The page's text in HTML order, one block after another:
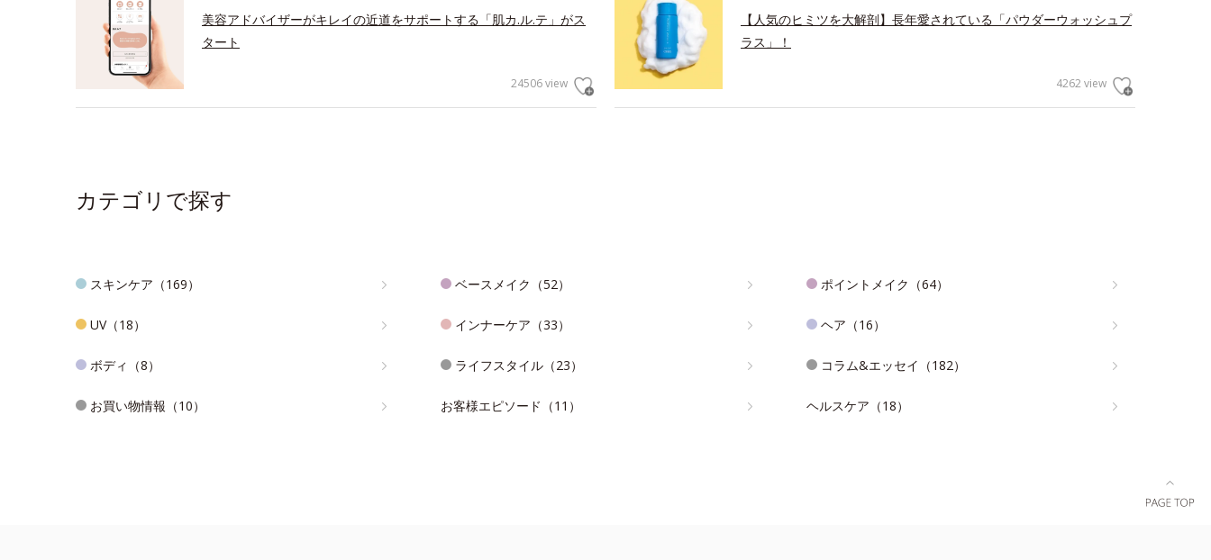
美容アドバイザーがキレイの近道をサポートする「肌カ.ル.テ」がス
タート
24506 view
【人気のヒミツを大解剖】長年愛されている「パウダーウォッシュプ
ラス」！
4262 view
カテゴリで探す
スキンケア（169） ベースメイク（52） ポイントメイク（64）
UV（18） インナーケア（33） ヘア（16）
ボディ（8） ライフスタイル（23） コラム&エッセイ（182）
お買い物情報（10） お客様エピソード（11） ヘルスケア（18）